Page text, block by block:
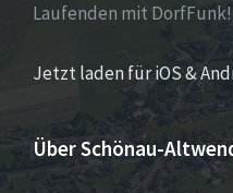
Laufenden mit DorfFunk!
Jetzt laden für iOS &
Über Schönau-